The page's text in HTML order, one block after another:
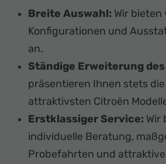
Breite Auswahl: Wir
Konfigurationen und
an.
Ständige Erweiterung
präsentieren Ihnen stets
attraktivsten Citroën
Erstklassiger Service: Wir
individuelle Beratung,
Probefahrten und attraktive